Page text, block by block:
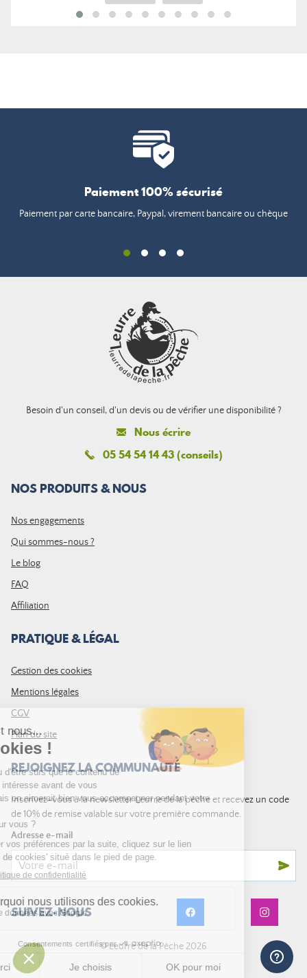
Paiement 100% sécurisé
Paiement par carte bancaire, Paypal, virement bancaire ou chèque
Besoin d'un conseil, d'un devis ou de vérifier une disponibilité ?
Nous écrire
05 54 54 14 43 (conseils)
NOS PRODUITS & NOUS
Nos engagements
Qui sommes-nous ?
Le blog
FAQ
Affiliation
PRATIQUE & LÉGAL
Gestion des cookies
Mentions légales
CGV
Plan du site
REJOIGNEZ LA COMMUNAUTÉ
Inscrivez-vous à la newsletter Leurre de la pêche et recevez un code
de 10% de remise valable sur votre première commande.
Adresse e-mail
SUIVEZ-NOUS
© Leurre de la Pêche 2026